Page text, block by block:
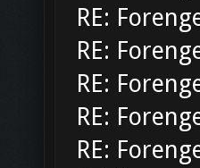
RE:
RE:
RE:
RE:
RE: